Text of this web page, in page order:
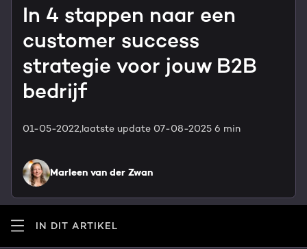
GROWTH SERVICES
Groeistrategie
Digital marketing
Marketing automation
Content & design
AI services
Team
Contact
HUBSPOT ELITE PARTNER
Awards
Blog
Events & webinars
HubSpot video's
In 4 stappen naar een
customer success
strategie voor jouw B2B
bedrijf
01-05-2022,laatste update 07-08-2025 6 min
Marleen van der Zwan
IN DIT ARTIKEL